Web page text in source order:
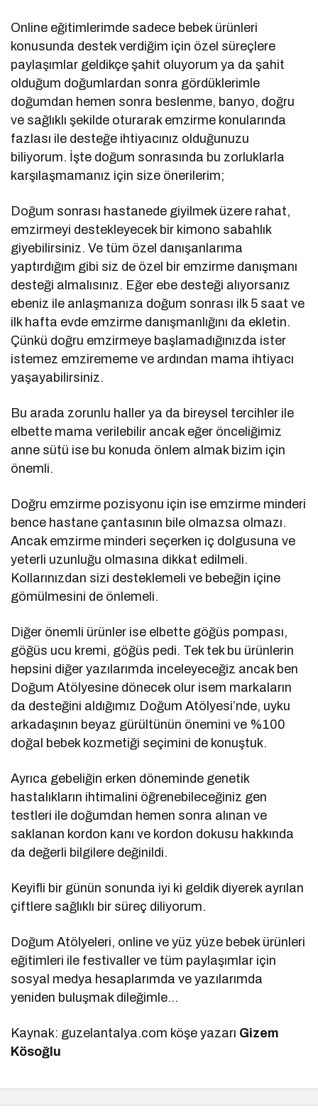
Online eğitimlerimde sadece bebek ürünleri
konusunda destek verdiğim için özel süreçlere
paylaşımlar geldikçe şahit oluyorum ya da şahit
olduğum doğumlardan sonra gördüklerimle
doğumdan hemen sonra beslenme, banyo, doğru
ve sağlıklı şekilde oturarak emzirme konularında
fazlası ile desteğe ihtiyacınız olduğunuzu
biliyorum. İşte doğum sonrasında bu zorluklarla
karşılaşmamanız için size önerilerim;
Doğum sonrası hastanede giyilmek üzere rahat,
emzirmeyi destekleyecek bir kimono sabahlık
giyebilirsiniz. Ve tüm özel danışanlarıma
yaptırdığım gibi siz de özel bir emzirme danışmanı
desteği almalısınız. Eğer ebe desteği alıyorsanız
ebeniz ile anlaşmanıza doğum sonrası ilk 5 saat ve
ilk hafta evde emzirme danışmanlığını da ekletin.
Çünkü doğru emzirmeye başlamadığınızda ister
istemez emzirememe ve ardından mama ihtiyacı
yaşayabilirsiniz.
Bu arada zorunlu haller ya da bireysel tercihler ile
elbette mama verilebilir ancak eğer önceliğimiz
anne sütü ise bu konuda önlem almak bizim için
önemli.
Doğru emzirme pozisyonu için ise emzirme minderi
bence hastane çantasının bile olmazsa olmazı.
Ancak emzirme minderi seçerken iç dolgusuna ve
yeterli uzunluğu olmasına dikkat edilmeli.
Kollarınızdan sizi desteklemeli ve bebeğin içine
gömülmesini de önlemeli.
Diğer önemli ürünler ise elbette göğüs pompası,
göğüs ucu kremi, göğüs pedi. Tek tek bu ürünlerin
hepsini diğer yazılarımda inceleyeceğiz ancak ben
Doğum Atölyesine dönecek olur isem markaların
da desteğini aldığımız Doğum Atölyesi’nde, uyku
arkadaşının beyaz gürültünün önemini ve %100
doğal bebek kozmetiği seçimini de konuştuk.
Ayrıca gebeliğin erken döneminde genetik
hastalıkların ihtimalini öğrenebileceğiniz gen
testleri ile doğumdan hemen sonra alınan ve
saklanan kordon kanı ve kordon dokusu hakkında
da değerli bilgilere değinildi.
Keyifli bir günün sonunda iyi ki geldik diyerek ayrılan
çiftlere sağlıklı bir süreç diliyorum.
Doğum Atölyeleri, online ve yüz yüze bebek ürünleri
eğitimleri ile festivaller ve tüm paylaşımlar için
sosyal medya hesaplarımda ve yazılarımda
yeniden buluşmak dileğimle…
Kaynak: guzelantalya.com köşe yazarı Gizem
Kösoğlu